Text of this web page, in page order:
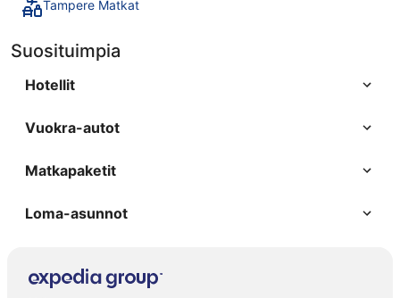
Tampere Matkat
Suosituimpia
Hotellit
Vuokra-autot
Matkapaketit
Loma-asunnot